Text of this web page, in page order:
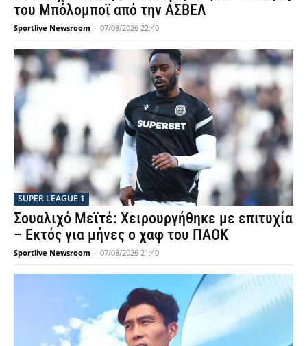
του Μπόλομποϊ από την ΑΣΒΕΛ
Sportlive Newsroom - 07/08/2026 22:40
SUPER LEAGUE 1
Σουαλιχό Μεϊτέ: Χειρουργήθηκε με επιτυχία
– Εκτός για μήνες ο χαφ του ΠΑΟΚ
Sportlive Newsroom - 07/08/2026 21:40